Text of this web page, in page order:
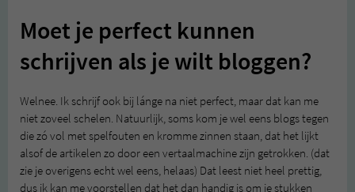
Moet je perfect kunnen
schrijven als je wilt bloggen?
Welnee. Ik schrijf ook bij lánge na niet perfect, maar dat kan me
niet zoveel schelen. Natuurlijk, soms kom je wel eens blogs tegen
die zó vol met spelfouten en kromme zinnen staan, dat het lijkt
alsof de artikelen zo door een vertaalmachine zijn getrokken. (dat
zie je overigens echt wel eens, helaas) Dat leest niet heel prettig,
dus ik kan me voorstellen dat het dan handig is om je stukken